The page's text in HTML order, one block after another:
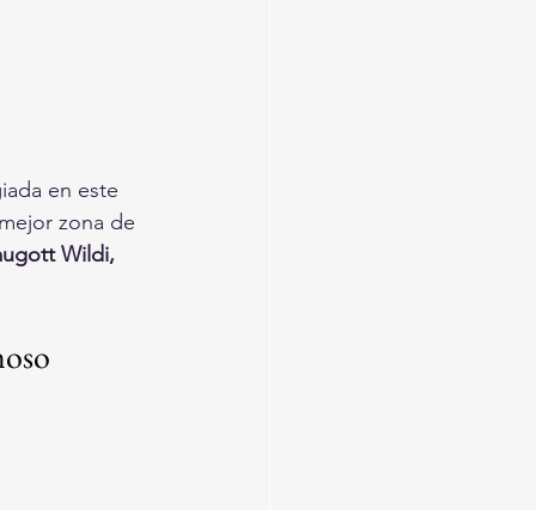
en este
zona de
Wildi,